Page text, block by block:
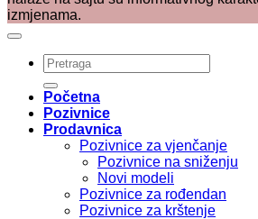
izmjenama.
Pretraži:
Početna
Pozivnice
Prodavnica
Pozivnice za vjenčanje
Pozivnice na sniženju
Novi modeli
Pozivnice za rođendan
Pozivnice za krštenje